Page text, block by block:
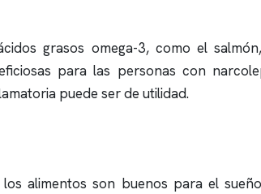
grasos omega-3, como el
para las personas con
puede ser de utilidad.
alimentos son buenos para el